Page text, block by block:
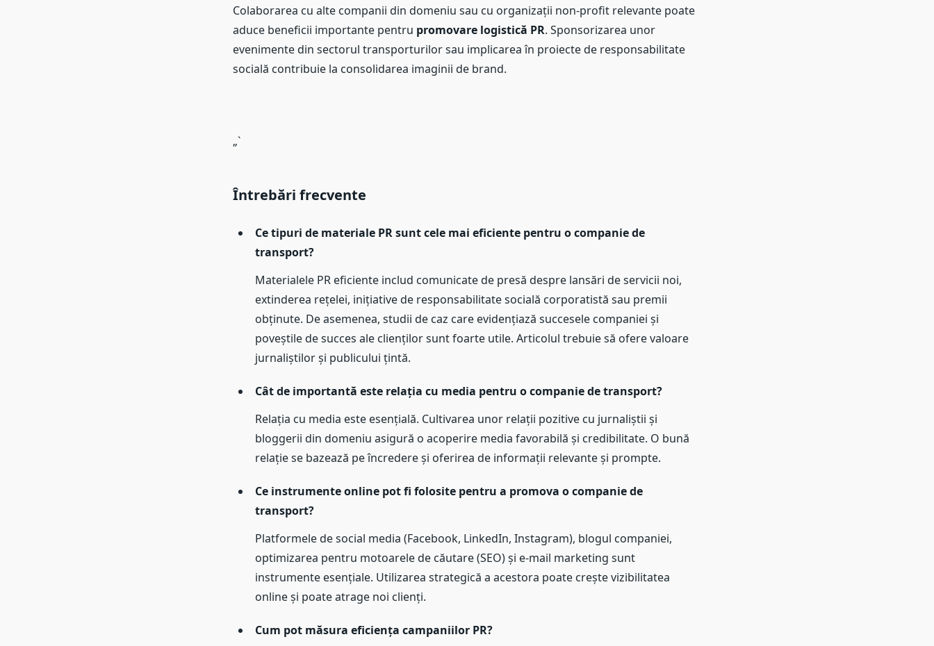
Colaborarea cu alte companii din domeniu sau cu organizații non-profit relevante poate
aduce beneficii importante pentru promovare logistică PR. Sponsorizarea unor
evenimente din sectorul transporturilor sau implicarea în proiecte de responsabilitate
socială contribuie la consolidarea imaginii de brand.
„`
Întrebări frecvente
Ce tipuri de materiale PR sunt cele mai eficiente pentru o companie de
transport?
Materialele PR eficiente includ comunicate de presă despre lansări de servicii noi,
extinderea rețelei, inițiative de responsabilitate socială corporatistă sau premii
obținute. De asemenea, studii de caz care evidențiază succesele companiei și
poveștile de succes ale clienților sunt foarte utile. Articolul trebuie să ofere valoare
jurnaliștilor și publicului țintă.
Cât de importantă este relația cu media pentru o companie de transport?
Relația cu media este esențială. Cultivarea unor relații pozitive cu jurnaliștii și
bloggerii din domeniu asigură o acoperire media favorabilă și credibilitate. O bună
relație se bazează pe încredere și oferirea de informații relevante și prompte.
Ce instrumente online pot fi folosite pentru a promova o companie de
transport?
Platformele de social media (Facebook, LinkedIn, Instagram), blogul companiei,
optimizarea pentru motoarele de căutare (SEO) și e-mail marketing sunt
instrumente esențiale. Utilizarea strategică a acestora poate crește vizibilitatea
online și poate atrage noi clienți.
Cum pot măsura eficiența campaniilor PR?